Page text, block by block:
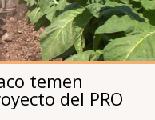
temen
del PRO